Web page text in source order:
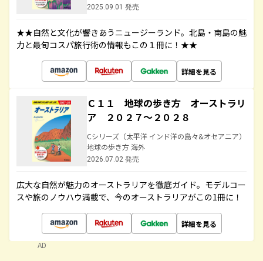
2025.09.01 発売
★★自然と文化が響きあうニュージーランド。北島・南島の魅
力と最旬コスパ旅行術の情報もこの１冊に！★★
詳細を見る
Ｃ１１ 地球の歩き方 オーストラリ
ア ２０２７～２０２８
Cシリーズ（太平洋 インド洋の島々&オセアニア）
地球の歩き方 海外
2026.07.02 発売
広大な自然が魅力のオーストラリアを徹底ガイド。モデルコー
スや旅のノウハウ満載で、今のオーストラリアがこの1冊に！
詳細を見る
AD